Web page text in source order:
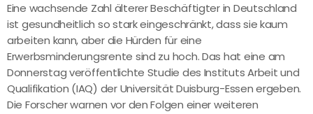
Eine wachsende Zahl älterer Beschäftigter in Deutschland
ist gesundheitlich so stark eingeschränkt, dass sie kaum
arbeiten kann, aber die Hürden für eine
Erwerbsminderungsrente sind zu hoch. Das hat eine am
Donnerstag veröffentlichte Studie des Instituts Arbeit und
Qualifikation (IAQ) der Universität Duisburg-Essen ergeben.
Die Forscher warnen vor den Folgen einer weiteren